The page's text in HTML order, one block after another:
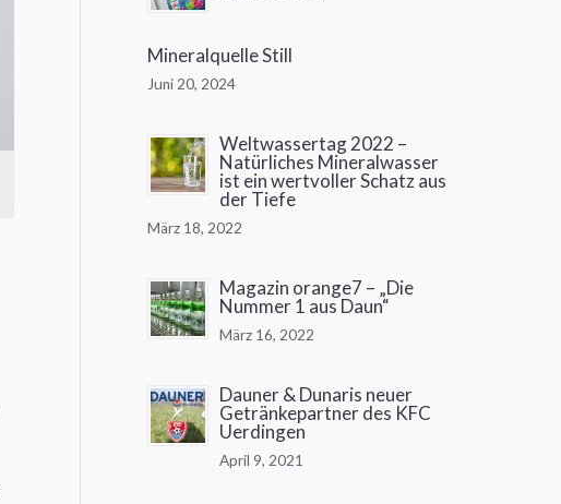
Mineralquelle Still
Juni 20, 2024
Weltwassertag 2022 –
Natürliches Mineralwasser
ist ein wertvoller Schatz aus
der Tiefe
März 18, 2022
Magazin orange7 – „Die
Nummer 1 aus Daun“
März 16, 2022
Dauner & Dunaris neuer
Getränkepartner des KFC
Uerdingen
April 9, 2021